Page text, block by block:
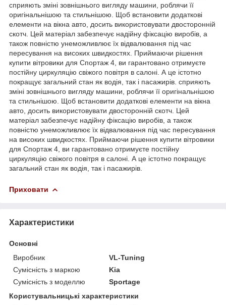
сприяють зміні зовнішнього вигляду машини, роблячи її
оригінальнішою та стильнішою. Щоб встановити додаткові
елементи на вікна авто, досить використовувати двосторонній
скотч. Цей матеріал забезпечує надійну фіксацію виробів, а
також повністю унеможливлює їх відвалювання під час
пересування на високих швидкостях. Приймаючи рішення
купити вітровики для Спортаж 4, ви гарантовано отримуєте
постійну циркуляцію свіжого повітря в салоні. А це істотно
покращує загальний стан як водія, так і пасажирів. сприяють
зміні зовнішнього вигляду машини, роблячи її оригінальнішою
та стильнішою. Щоб встановити додаткові елементи на вікна
авто, досить використовувати двосторонній скотч. Цей
матеріал забезпечує надійну фіксацію виробів, а також
повністю унеможливлює їх відвалювання під час пересування
на високих швидкостях. Приймаючи рішення купити вітровики
для Спортаж 4, ви гарантовано отримуєте постійну
циркуляцію свіжого повітря в салоні. А це істотно покращує
загальний стан як водія, так і пасажирів.
Приховати
Характеристики
Основні
Виробник
VL-Tuning
Сумісність з маркою
Kia
Сумісність з моделлю
Sportage
Користувальницькі характеристики